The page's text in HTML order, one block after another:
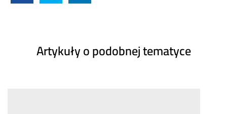
Artykuły o podobnej tematyce